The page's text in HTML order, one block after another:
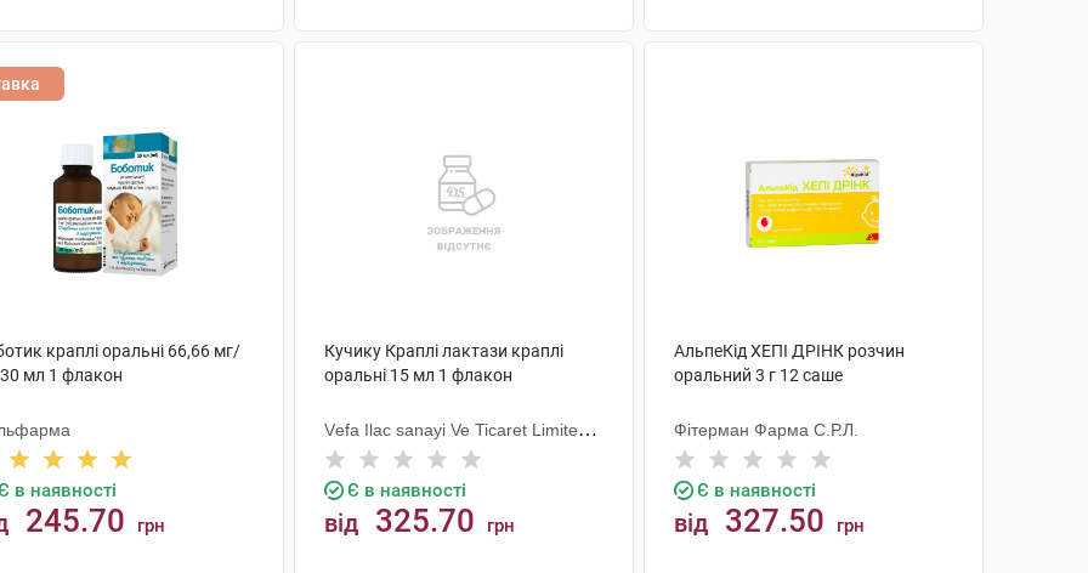
краплі оральні 66,66 мг/
мл 1 флакон
в наявності
245.70 грн
Кучику Краплі лактази краплі
оральні 15 мл 1 флакон
Vеfa Ilac sanayi Ve Ticaret Limited
Sirketi
Є в наявності
від 325.70 грн
АльпеКід ХЕПІ ДРІНК розчин
оральний 3 г 12 саше
Фітерман Фарма С.Р.Л.
Є в наявності
від 327.50 грн